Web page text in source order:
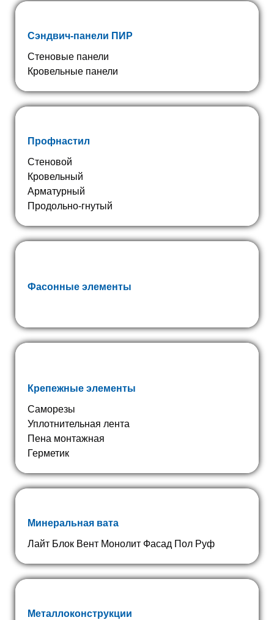
Сэндвич-панели ПИР
Стеновые панели
Кровельные панели
Профнастил
Стеновой
Кровельный
Арматурный
Продольно-гнутый
Фасонные элементы
Крепежные элементы
Саморезы
Уплотнительная лента
Пена монтажная
Герметик
Минеральная вата
Лайт Блок Вент Монолит Фасад Пол Руф
Металлоконструкции